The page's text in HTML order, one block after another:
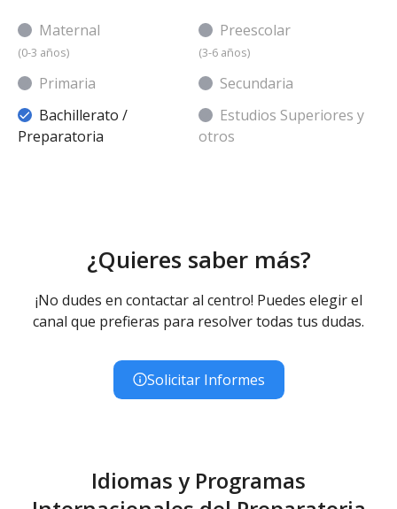
Maternal
(0-3 años)
Preescolar
(3-6 años)
Primaria
Secundaria
Bachillerato /
Preparatoria
Estudios Superiores y
otros
¿Quieres saber más?
¡No dudes en contactar al centro! Puedes elegir el
canal que prefieras para resolver todas tus dudas.
Solicitar Informes
Idiomas y Programas